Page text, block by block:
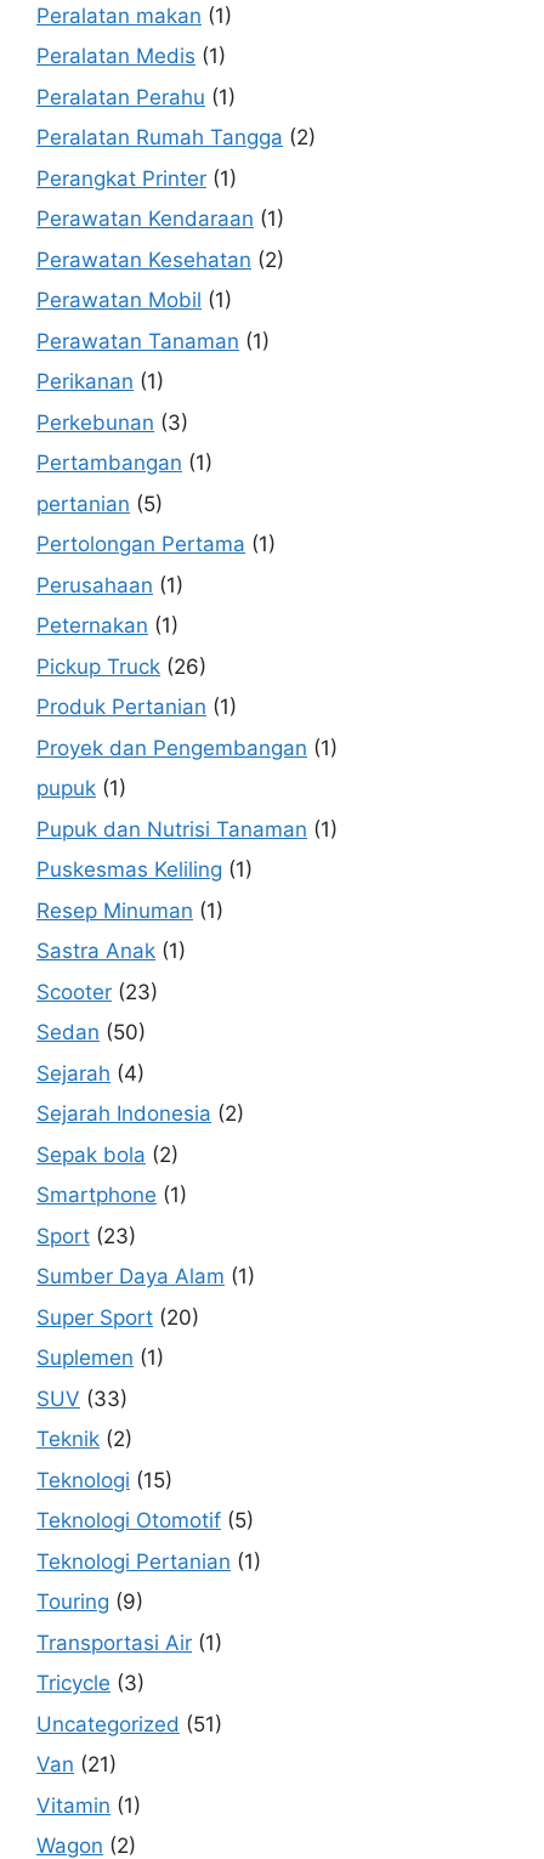
Peralatan makan (1)
Peralatan Medis (1)
Peralatan Perahu (1)
Peralatan Rumah Tangga (2)
Perangkat Printer (1)
Perawatan Kendaraan (1)
Perawatan Kesehatan (2)
Perawatan Mobil (1)
Perawatan Tanaman (1)
Perikanan (1)
Perkebunan (3)
Pertambangan (1)
pertanian (5)
Pertolongan Pertama (1)
Perusahaan (1)
Peternakan (1)
Pickup Truck (26)
Produk Pertanian (1)
Proyek dan Pengembangan (1)
pupuk (1)
Pupuk dan Nutrisi Tanaman (1)
Puskesmas Keliling (1)
Resep Minuman (1)
Sastra Anak (1)
Scooter (23)
Sedan (50)
Sejarah (4)
Sejarah Indonesia (2)
Sepak bola (2)
Smartphone (1)
Sport (23)
Sumber Daya Alam (1)
Super Sport (20)
Suplemen (1)
SUV (33)
Teknik (2)
Teknologi (15)
Teknologi Otomotif (5)
Teknologi Pertanian (1)
Touring (9)
Transportasi Air (1)
Tricycle (3)
Uncategorized (51)
Van (21)
Vitamin (1)
Wagon (2)